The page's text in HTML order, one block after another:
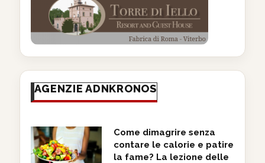
AGENZIE ADNKRONOS
Come dimagrire senza
contare le calorie e patire
la fame? La lezione delle